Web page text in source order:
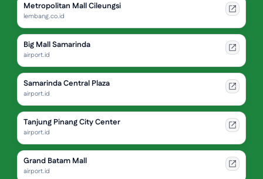
Metropolitan Mall Cileungsi
lembang.co.id
Big Mall Samarinda
airport.id
Samarinda Central Plaza
airport.id
Tanjung Pinang City Center
airport.id
Grand Batam Mall
airport.id